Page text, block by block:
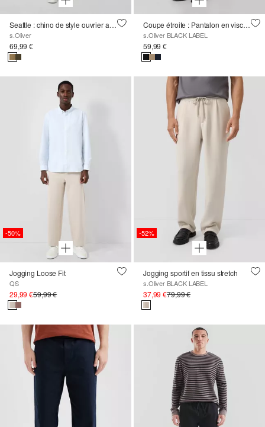
Seattle : chino de style ouvrier avec une taille confortable en coton stretch
s.Oliver
69,99 €
Coupe étroite : Pantalon en viscose
s.Oliver BLACK LABEL
59,99 €
-50%
Jogging Loose Fit
QS
29,99 €59,99 €
-52%
Jogging sportif en tissu stretch
s.Oliver BLACK LABEL
37,99 €79,99 €